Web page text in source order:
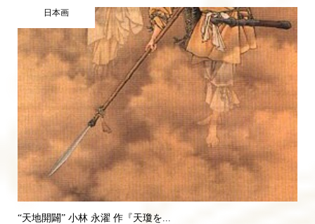
日本画
“天地開闢” 小林 永濯 作『天瓊を...